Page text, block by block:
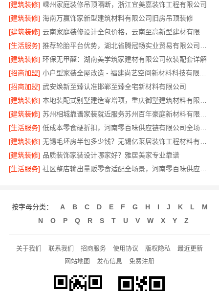
[建筑装修] 嵊州家庭装修吊顶隔断，浙江宜美嘉装饰工程有限公司
[建筑装修] 海南万赢饰家新型建筑材料有限公司旧房吊顶装修
[建筑装修]
[生活服务]
[建筑装修] 环保无甲醛：湖南美学筑家建材有限公司软装配套详解
[招商加盟]
[招商加盟] 武安焕新至臻认准邯郸至臻全宅新材料有限公司
[建筑装修]
[建筑装修]
[生活服务]
[建筑装修]
[建筑装修] 品质装饰家装设计哪家好？雅居美家专业靠谱
[生活服务]
社区整店输出量贩零食适配全场景，河南零百味供应链有限公司
按字母分类： A B C D E F G H I J K L
M
N
O P Q R S T U V W X Y Z
关于我们 联系我们 招商服务 使用协议 版权隐私
最近更新
网站地图
发布信息 免费注册